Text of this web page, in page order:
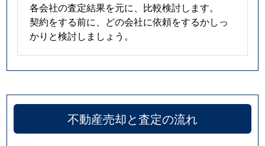
各会社の査定結果を元に、比較検討します。
契約をする前に、どの会社に依頼をするかしっ
かりと検討しましょう。
不動産売却と査定の流れ